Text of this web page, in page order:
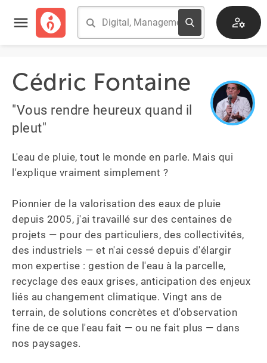
Cédric Fontaine
"Vous rendre heureux quand il
pleut"
L'eau de pluie, tout le monde en parle. Mais qui
l'explique vraiment simplement ?
Pionnier de la valorisation des eaux de pluie
depuis 2005, j'ai travaillé sur des centaines de
projets — pour des particuliers, des collectivités,
des industriels — et n'ai cessé depuis d'élargir
mon expertise : gestion de l'eau à la parcelle,
recyclage des eaux grises, anticipation des enjeux
liés au changement climatique. Vingt ans de
terrain, de solutions concrètes et d'observation
fine de ce que l'eau fait — ou ne fait plus — dans
nos paysages.